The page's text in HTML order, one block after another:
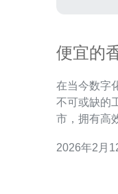
便宜的
在当今数字
不可或缺的
市，拥有高
我的使用体
2026年2月